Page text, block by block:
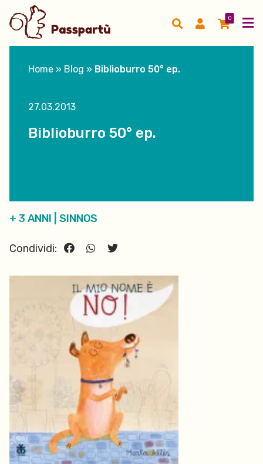
0
Home » Blog » Biblioburro 50° ep.
27.03.2013
Biblioburro 50° ep.
+ 3 ANNI SINNOS
Condividi: